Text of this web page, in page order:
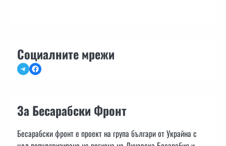
Социалните мрежи
TelegramFacebook
За Бесарабски Фронт
Бесарабски фронт е проект на група българи от Украйна с